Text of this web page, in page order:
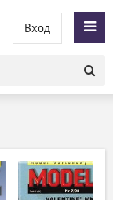
Вход